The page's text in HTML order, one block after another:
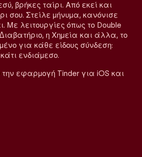
βρήκες ταίρι. Από εκεί και
σου. Στείλε μήνυμα, κανόνισε
Με λειτουργίες όπως το Double
η Χημεία και άλλα, το
για κάθε είδους σύνδεση:
ενδιάμεσο.
εφαρμογή Tinder για iOS και